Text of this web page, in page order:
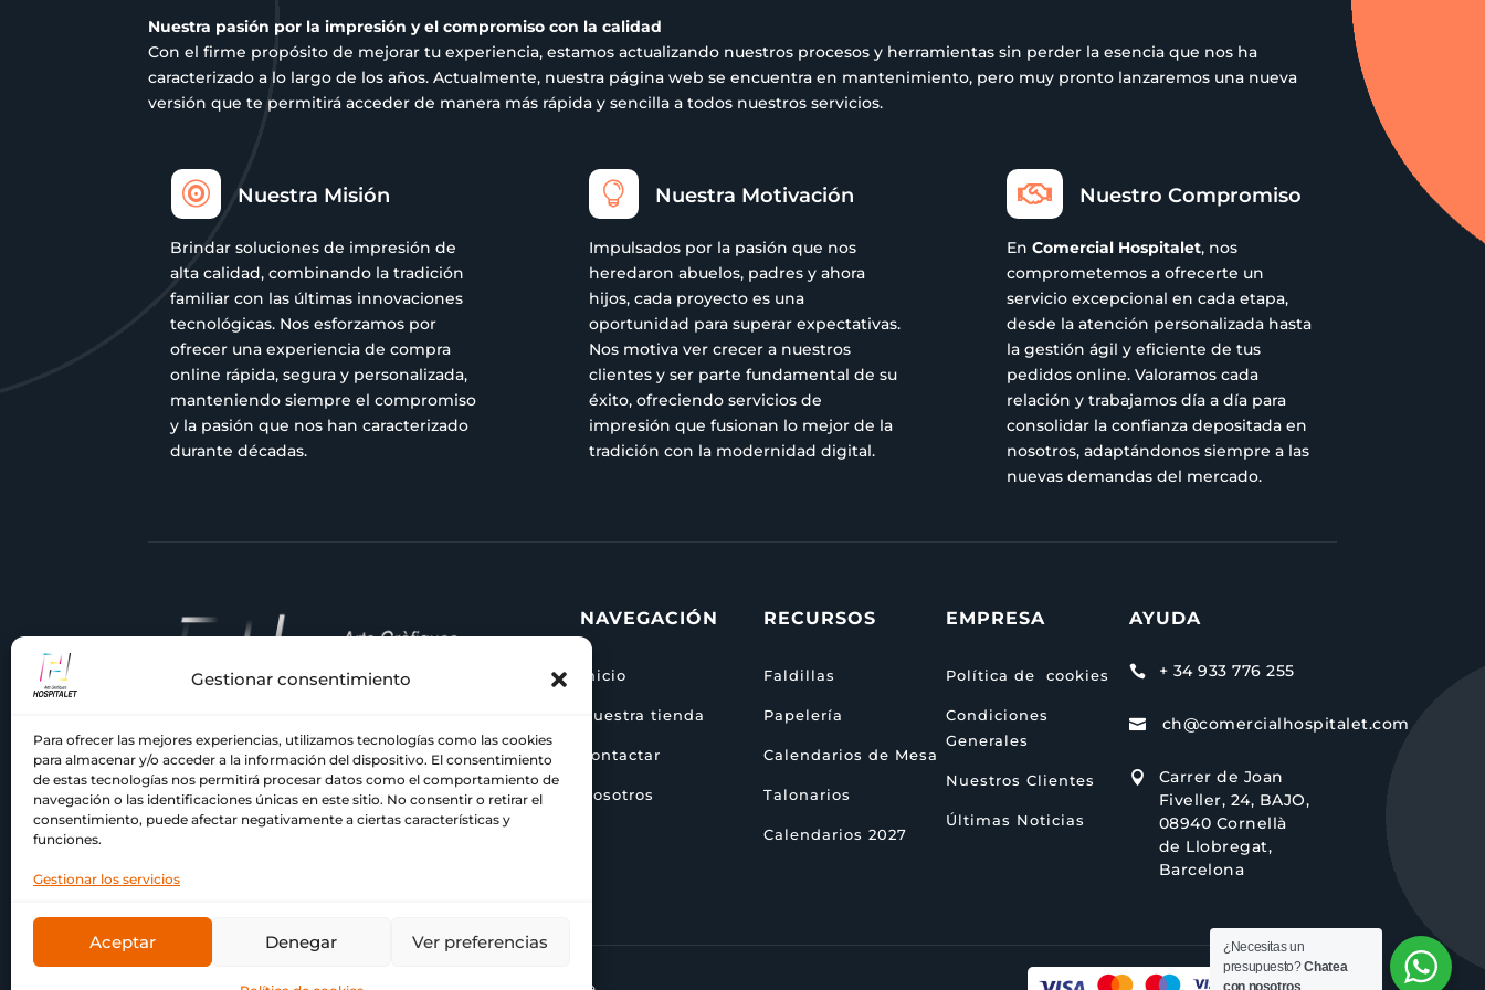
Gestionar consentimiento
Para ofrecer las mejores experiencias, utilizamos tecnologías como las cookies
para almacenar y/o acceder a la información del dispositivo. El consentimiento
de estas tecnologías nos permitirá procesar datos como el comportamiento de
navegación o las identificaciones únicas en este sitio. No consentir o retirar el
consentimiento, puede afectar negativamente a ciertas características y
funciones.
Gestionar los servicios
Aceptar Denegar Ver preferencias
página
de
producto
Nuestra pasión por la impresión y el compromiso con la calidad
Con el firme propósito de mejorar tu experiencia, estamos actualizando nuestros procesos y herramientas sin perder la esencia que nos ha
caracterizado a lo largo de los años. Actualmente, nuestra página web se encuentra en mantenimiento, pero muy pronto lanzaremos una nueva
versión que te permitirá acceder de manera más rápida y sencilla a todos nuestros servicios.
 Nuestra Misión
Brindar soluciones de impresión de
alta calidad, combinando la tradición
familiar con las últimas innovaciones
tecnológicas. Nos esforzamos por
ofrecer una experiencia de compra
online rápida, segura y personalizada,
manteniendo siempre el compromiso
y la pasión que nos han caracterizado
durante décadas.
 Nuestra Motivación
Impulsados por la pasión que nos
heredaron abuelos, padres y ahora
hijos, cada proyecto es una
oportunidad para superar expectativas.
Nos motiva ver crecer a nuestros
clientes y ser parte fundamental de su
éxito, ofreciendo servicios de
impresión que fusionan lo mejor de la
tradición con la modernidad digital.
 Nuestro Compromiso
En Comercial Hospitalet, nos
comprometemos a ofrecerte un
servicio excepcional en cada etapa,
desde la atención personalizada hasta
la gestión ágil y eficiente de tus
pedidos online. Valoramos cada
relación y trabajamos día a día para
consolidar la confianza depositada en
nosotros, adaptándonos siempre a las
nuevas demandas del mercado.
EnComercial Hospitalet, llevamos
décadas siendo tu imprenta de confianza
en el Barcelonés y el Baix Llobregat.
Nuestra pasión por la impresión y el
acompañado a lo largo de los años.
NAVEGACIÓN
Inicio
Nuestra tienda
Contactar
Nosotros
RECURSOS
Faldillas
Papelería
Calendarios de Mesa
Talonarios
Calendarios 2027
EMPRESA
Política de cookies
Condiciones
Generales
Nuestros Clientes
Últimas Noticias
AYUDA
 + 34 933 776 255
 ch@comercialhospitalet.com

Carrer de Joan
Fiveller, 24, BAJO,
08940 Cornellà
de Llobregat,
Barcelona
¿Necesitas un
presupuesto?Chatea
con nosotros